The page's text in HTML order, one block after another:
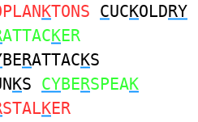
KTONS CUCKOLDRY
ATTACKER
BERATTACKS
KS CYBERSPEAK
STALKER